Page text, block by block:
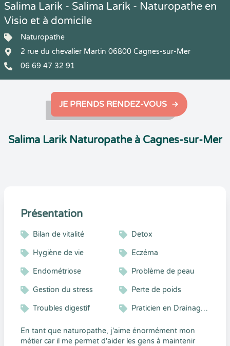
Salima Larik - Salima Larik - Naturopathe en
Visio et à domicile
Naturopathe
2 rue du chevalier Martin 06800 Cagnes-sur-Mer
06 69 47 32 91
JE PRENDS RENDEZ-VOUS
Salima Larik Naturopathe à Cagnes-sur-Mer
Présentation
Bilan de vitalité Detox
Hygiène de vie Eczéma
Endométriose Problème de peau
Gestion du stress Perte de poids
Troubles digestif Praticien en Drainage Lymphatique
En tant que naturopathe, j'aime énormément mon
métier car il me permet d'aider les gens à maintenir